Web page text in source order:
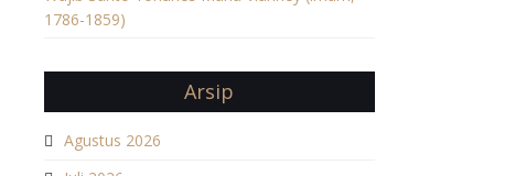
1786-1859)
Arsip
Agustus 2026